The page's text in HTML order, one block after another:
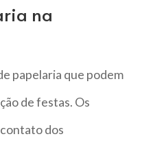
na
papelaria que podem
de festas. Os
dos